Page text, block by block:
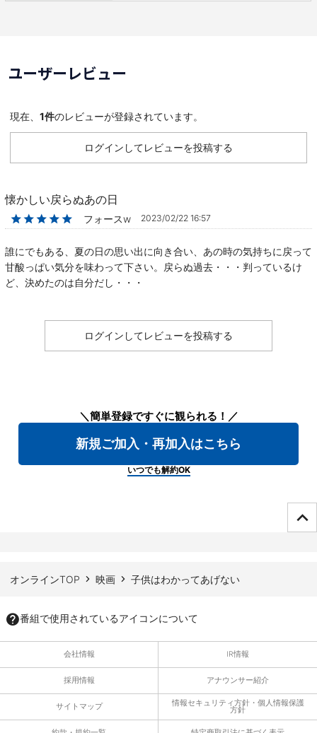
ユーザーレビュー
現在、 1件のレビューが登録されています。
ログインしてレビューを投稿する
懐かしい戻らぬあの日
★★★★★ フォースw 2023/02/22 16:57
誰にでもある、夏の日の思い出に向き合い、あの時の気持ちに戻って
甘酸っぱい気分を味わって下さい。戻らぬ過去・・・判っているけ
ど、決めたのは自分だし・・・
ログインしてレビューを投稿する
＼簡単登録ですぐに観られる！／
新規ご加入・再加入はこちら
いつでも解約OK
オンラインTOP 映画 子供はわかってあげない
番組で使用されているアイコンについて
会社情報 IR情報
採用情報 アナウンサー紹介
サイトマップ 情報セキュリティ方針・個人情報保護
方針